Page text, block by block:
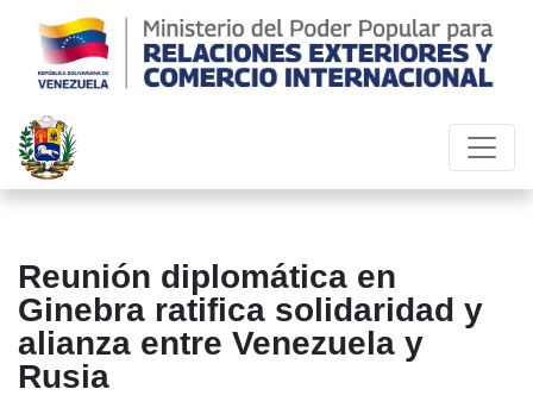
Reunión diplomática en
Ginebra ratifica solidaridad y
alianza entre Venezuela y
Rusia